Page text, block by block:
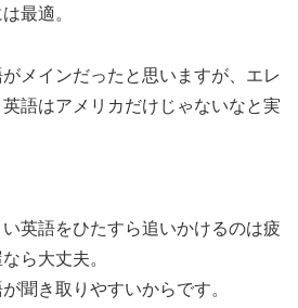
最適。
メインだったと思いますが、エレ
語はアメリカだけじゃないなと実
英語をひたすら追いかけるのは疲
ら大丈夫。
聞き取りやすいからです。